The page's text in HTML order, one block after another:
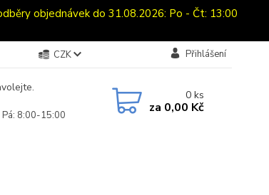
objednávek do 31.08.2026: Po - Čt: 13:00
CZK Přihlášení
8:00-15:00
0ks
za 0,00 Kč